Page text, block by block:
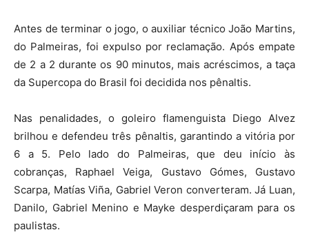
Antes de terminar o jogo, o auxiliar técnico João Martins,
do Palmeiras, foi expulso por reclamação. Após empate
de 2 a 2 durante os 90 minutos, mais acréscimos, a taça
da Supercopa do Brasil foi decidida nos pênaltis.
Nas penalidades, o goleiro flamenguista Diego Alvez
brilhou e defendeu três pênaltis, garantindo a vitória por
6 a 5. Pelo lado do Palmeiras, que deu início às
cobranças, Raphael Veiga, Gustavo Gómes, Gustavo
Scarpa, Matías Viña, Gabriel Veron converteram. Já Luan,
Danilo, Gabriel Menino e Mayke desperdiçaram para os
paulistas.